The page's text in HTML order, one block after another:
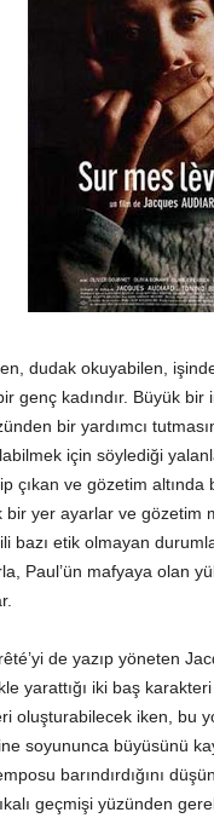
dudak okuyabilen,
genç kadındır. Büyük
bir yardımcı
için söylediği
çıkan ve gözetim altında
bir yer ayarlar ve gözetim
bazı etik olmayan
Paul’ün mafyaya olan
de yazıp yöneten
yarattığı iki baş
oluşturabilecek iken, bu
soyununca büyüsünü
barındırdığını
geçmişi yüzünden